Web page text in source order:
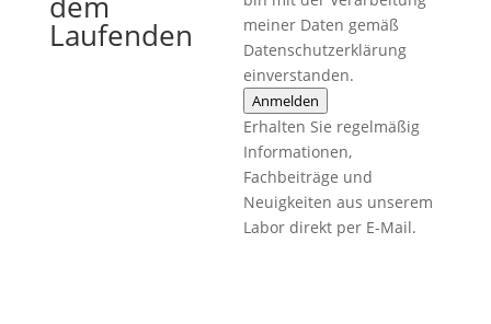
Laufenden
meiner Daten gemäß
Datenschutzerklärung
einverstanden.
Anmelden
Erhalten Sie regelmäßig
Informationen,
Fachbeiträge und
Neuigkeiten aus unserem
Labor direkt per E-Mail.